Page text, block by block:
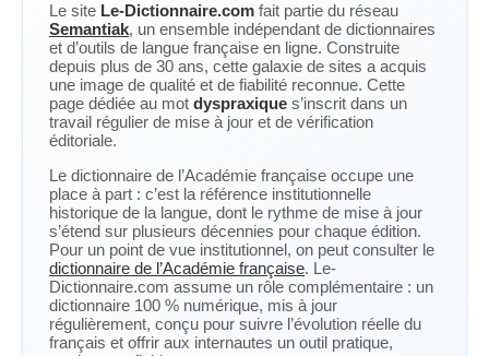
Le site Le-Dictionnaire.com fait partie du réseau
Semantiak, un ensemble indépendant de dictionnaires
et d’outils de langue française en ligne. Construite
depuis plus de 30 ans, cette galaxie de sites a acquis
une image de qualité et de fiabilité reconnue. Cette
page dédiée au mot dyspraxique s’inscrit dans un
travail régulier de mise à jour et de vérification
éditoriale.
Le dictionnaire de l’Académie française occupe une
place à part : c’est la référence institutionnelle
historique de la langue, dont le rythme de mise à jour
s’étend sur plusieurs décennies pour chaque édition.
Pour un point de vue institutionnel, on peut consulter le
dictionnaire de l’Académie française. Le-
Dictionnaire.com assume un rôle complémentaire : un
dictionnaire 100 % numérique, mis à jour
régulièrement, conçu pour suivre l’évolution réelle du
français et offrir aux internautes un outil pratique,